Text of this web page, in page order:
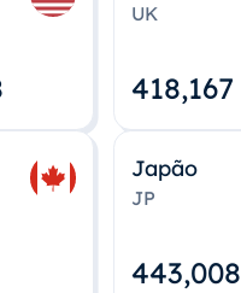
UK
418,167
Japão
JP
443,008